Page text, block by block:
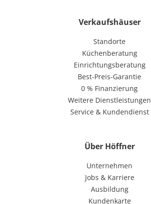
Verkaufshäuser
Standorte
Küchenberatung
Einrichtungsberatung
Best-Preis-Garantie
0 % Finanzierung
Weitere Dienstleistungen
Service & Kundendienst
Über Höffner
Unternehmen
Jobs & Karriere
Ausbildung
Kundenkarte